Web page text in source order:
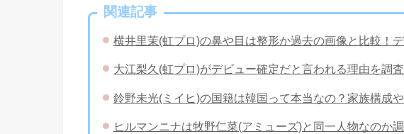
関連記事
横井里茉(虹プロ)の鼻や目は整形か過去の画像と比較！
大江梨久(虹プロ)がデビュー確定だと言われる理由を調
鈴野未光(ミイヒ)の国籍は韓国って本当なの？家族構成
ヒルマンニナは牧野仁菜(アミューズ)と同一人物なのか